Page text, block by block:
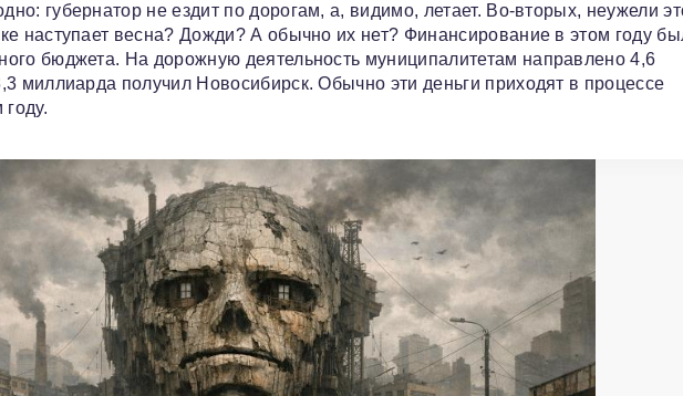
губернатор не ездит по дорогам, а, видимо, летает. Во‑вторых, неужели
наступает весна? Дожди? А обычно их нет? Финансирование в этом году
бюджета. На дорожную деятельность муниципалитетам направлено 4,6
миллиарда получил Новосибирск. Обычно эти деньги приходят в процессе